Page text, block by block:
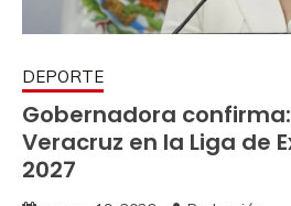
DEPORTE
Gobernadora
Veracruz en la Liga de
2027